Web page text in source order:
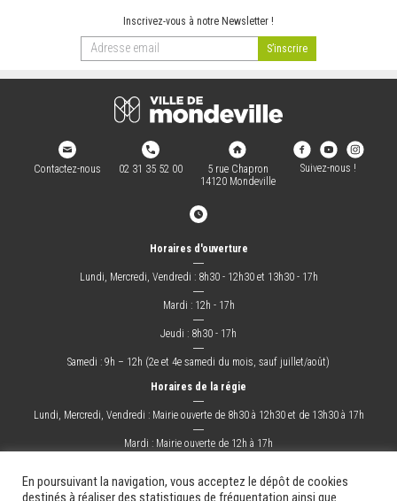
Inscrivez-vous à notre Newsletter !
Contactez-nous 02 31 35 52 00
5 rue Chapron
14120 Mondeville
Suivez-nous !
Horaires d'ouverture
―
Lundi, Mercredi, Vendredi : 8h30 - 12h30 et 13h30 - 17h
―
Mardi : 12h - 17h
―
Jeudi : 8h30 - 17h
―
Samedi : 9h – 12h (2e et 4e samedi du mois, sauf juillet/août)
Horaires de la régie
―
Lundi, Mercredi, Vendredi : Mairie ouverte de 8h30 à 12h30 et de 13h30 à 17h
―
Mardi : Mairie ouverte de 12h à 17h
En poursuivant la navigation, vous acceptez le dépôt de cookies
destinés à réaliser des statistiques de fréquentation ainsi que